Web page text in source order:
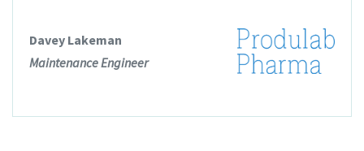
Davey Lakeman
Maintenance Engineer